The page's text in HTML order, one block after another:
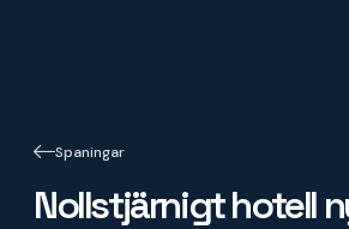
Spaningar
Nollstjärnigt hotell